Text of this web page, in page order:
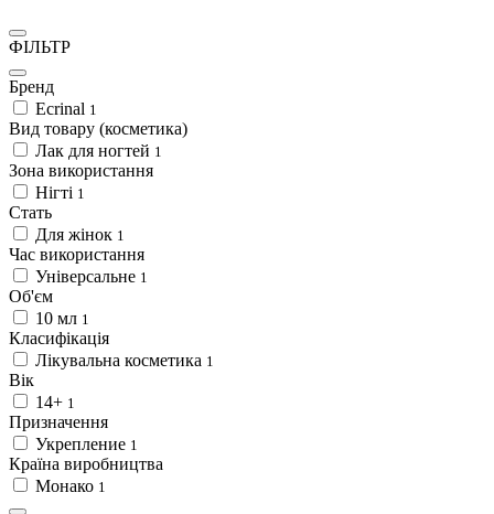
ФІЛЬТР
Бренд
Ecrinal 1
Вид товару (косметика)
Лак для ногтей 1
Зона використання
Нігті 1
Стать
Для жінок 1
Час використання
Універсальне 1
Об'єм
10 мл 1
Класифікація
Лікувальна косметика 1
Вік
14+ 1
Призначення
Укрепление 1
Країна виробництва
Монако 1